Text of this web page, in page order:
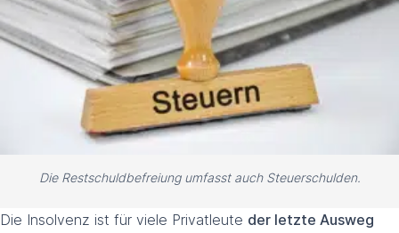
Die Restschuldbefreiung umfasst auch Steuerschulden.
Die Insolvenz ist für viele Privatleute der letzte Ausweg